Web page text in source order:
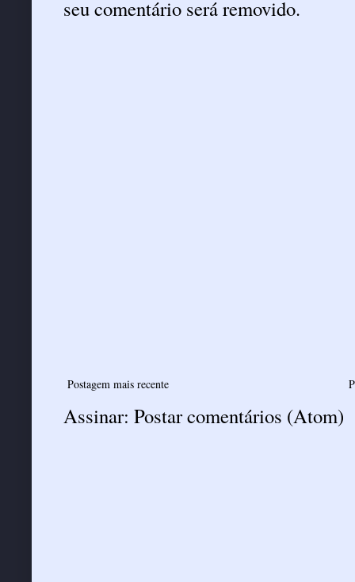
seu comentário será removido.
Postagem mais recente
Assinar: Postar comentários (Atom)